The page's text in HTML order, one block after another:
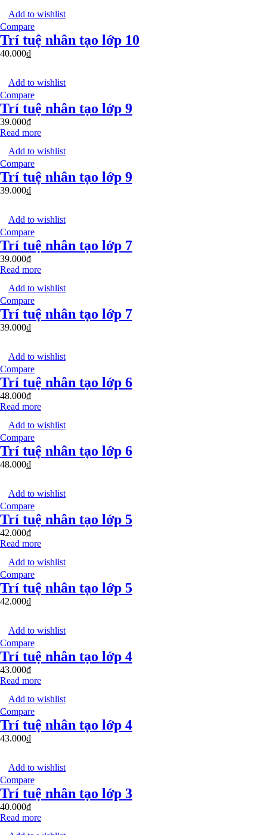
Add to wishlist
Compare
Trí tuệ nhân tạo lớp 10
40.000₫
Add to wishlist
Compare
Trí tuệ nhân tạo lớp 9
39.000₫
Read more
Add to wishlist
Compare
Trí tuệ nhân tạo lớp 9
39.000₫
Add to wishlist
Compare
Trí tuệ nhân tạo lớp 7
39.000₫
Read more
Add to wishlist
Compare
Trí tuệ nhân tạo lớp 7
39.000₫
Add to wishlist
Compare
Trí tuệ nhân tạo lớp 6
48.000₫
Read more
Add to wishlist
Compare
Trí tuệ nhân tạo lớp 6
48.000₫
Add to wishlist
Compare
Trí tuệ nhân tạo lớp 5
42.000₫
Read more
Add to wishlist
Compare
Trí tuệ nhân tạo lớp 5
42.000₫
Add to wishlist
Compare
Trí tuệ nhân tạo lớp 4
43.000₫
Read more
Add to wishlist
Compare
Trí tuệ nhân tạo lớp 4
43.000₫
Add to wishlist
Compare
Trí tuệ nhân tạo lớp 3
40.000₫
Read more